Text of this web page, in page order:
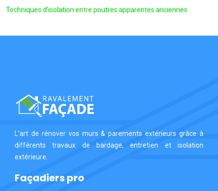
Techniques d’isolation entre poutres apparentes anciennes
L’art de rénover vos murs & parements extérieurs grâce à
différents travaux de bardage, entretien et isolation
extérieure.
Façadiers pro